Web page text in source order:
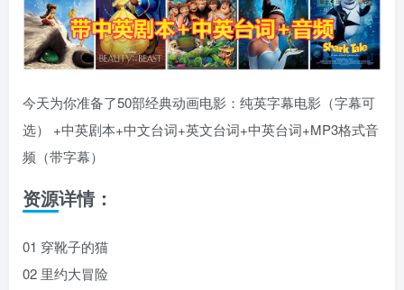
今天为你准备了50部经典动画电影：纯英字幕电影（字幕可
选） +中英剧本+中文台词+英文台词+中英台词+MP3格式音
频（带字幕）
资源详情：
01 穿靴子的猫
02 里约大冒险